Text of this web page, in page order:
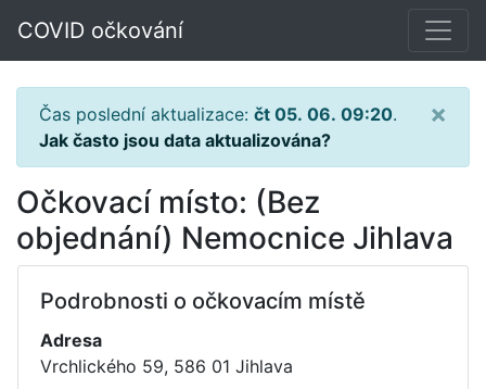
COVID očkování
Čas poslední aktualizace: čt 05. 06. 09:20.
Jak často jsou data aktualizována?
×
Očkovací místo: (Bez
objednání) Nemocnice Jihlava
Podrobnosti o očkovacím místě
Adresa
Vrchlického 59, 586 01 Jihlava